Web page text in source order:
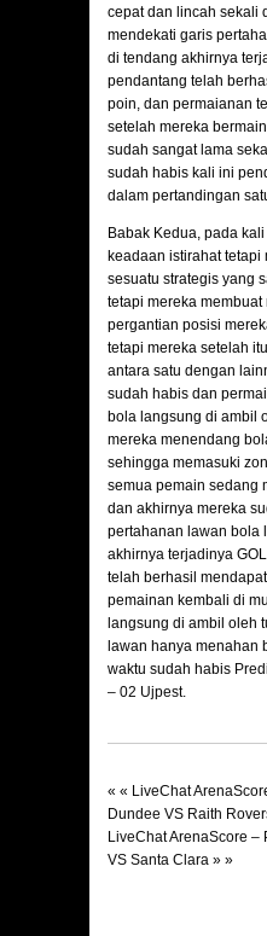
cepat dan lincah sekali
mendekati garis
di tendang akhirnya
pendantang telah
poin, dan permaianan
setelah mereka
sudah sangat lama
sudah habis kali ini
dalam pertandingan
Babak Kedua, pada
keadaan istirahat tetapi
sesuatu strategis yang
tetapi mereka
pergantian posisi
tetapi mereka setelah
antara satu dengan
sudah habis dan
bola langsung di ambil
mereka menendang
sehingga memasuki
semua pemain sedang
dan akhirnya mereka
pertahanan lawan bola
akhirnya terjadinya
telah berhasil
pemainan kembali di
langsung di ambil oleh
lawan hanya menahan
waktu sudah habis
– 02 Ujpest.
« « LiveChat
Dundee VS Raith
LiveChat ArenaScore –
VS Santa Clara » »